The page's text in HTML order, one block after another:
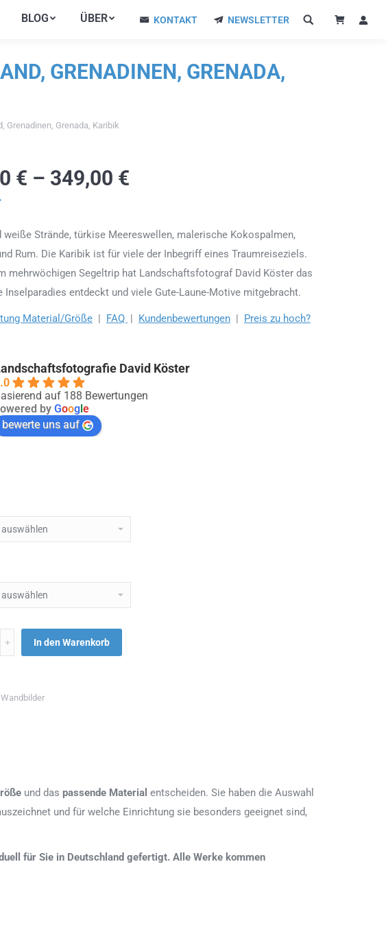
BLOG ÜBER KONTAKT NEWSLETTER
GRENADINEN, GRENADA,
Grenadinen, Grenada, Karibik
€ – 349,00 €
weiße Strände, türkise Meereswellen, malerische Kokospalmen,
Rum. Die Karibik ist für viele der Inbegriff eines Traumreiseziels.
mehrwöchigen Segeltrip hat Landschaftsfotograf David Köster das
Inselparadies entdeckt und viele Gute-Laune-Motive mitgebracht.
Material/Größe | FAQ | Kundenbewertungen | Preis zu hoch?
David Köster
auf 188 Bewertungen
by Google
bewerte uns auf
In den Warenkorb
Wandbilder
und das passende Material entscheiden. Sie haben die Auswahl
und für welche Einrichtung sie besonders geeignet sind,
für Sie in Deutschland gefertigt. Alle Werke kommen
BLOG ÜBER KONTAKT NEWSLETTER